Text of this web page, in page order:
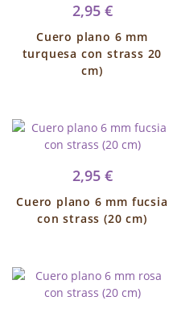
2,95 €
Cuero plano 6 mm
turquesa con strass 20
cm)
2,95 €
Cuero plano 6 mm fucsia
con strass (20 cm)